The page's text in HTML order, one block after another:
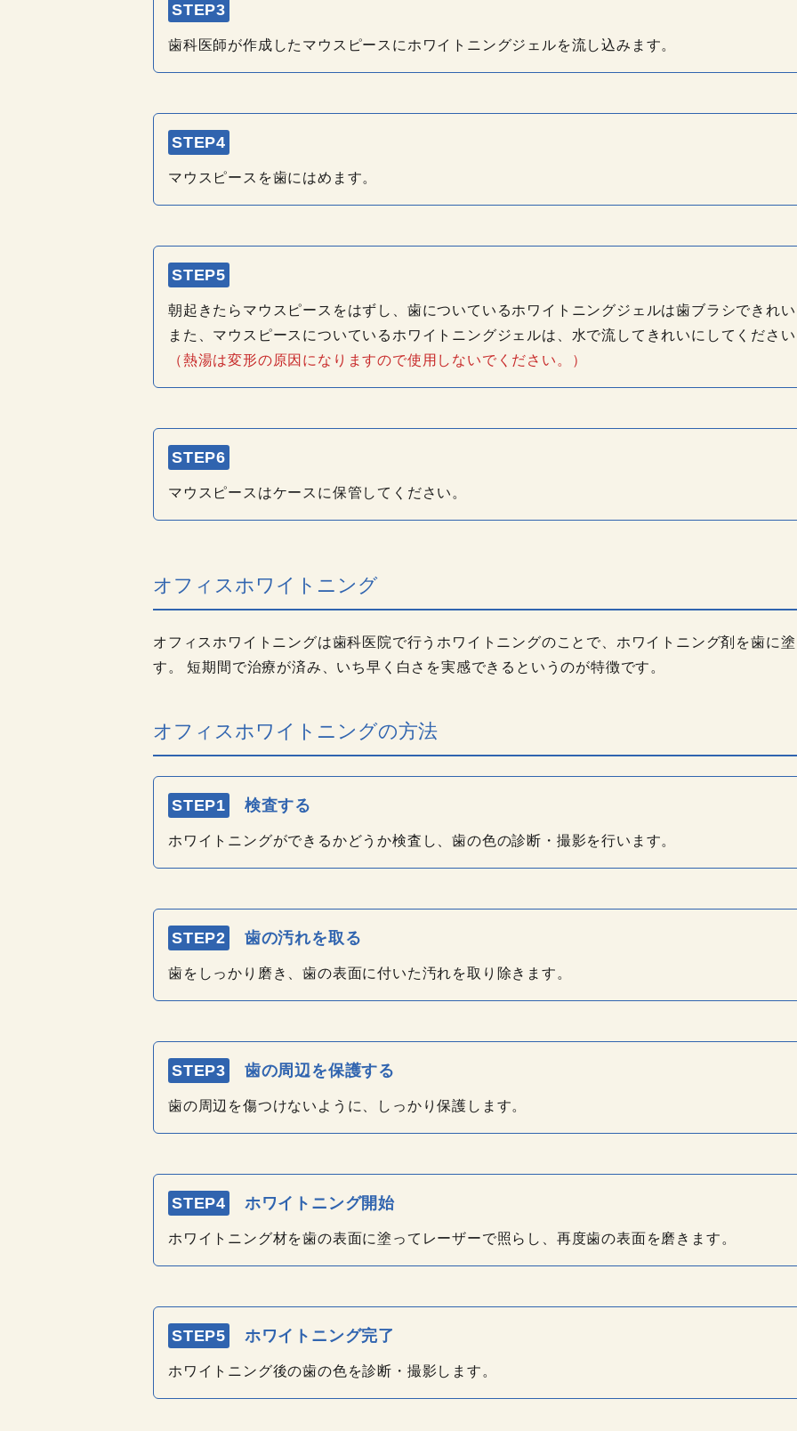
STEP3
歯科医師が作成したマウスピースにホワイトニングジェルを流し込みます。
STEP4
マウスピースを歯にはめます。
STEP5
朝起きたらマウスピースをはずし、歯についているホワイトニングジェルは歯ブラシできれ
また、マウスピースについているホワイトニングジェルは、水で流してきれいにしてくださ
（熱湯は変形の原因になりますので使用しないでください。）
STEP6
マウスピースはケースに保管してください。
オフィスホワイトニング
オフィスホワイトニングは歯科医院で行うホワイトニングのことで、ホワイトニング剤を歯に
す。 短期間で治療が済み、いち早く白さを実感できるというのが特徴です。
オフィスホワイトニングの方法
STEP1 検査する
ホワイトニングができるかどうか検査し、歯の色の診断・撮影を行います。
STEP2 歯の汚れを取る
歯をしっかり磨き、歯の表面に付いた汚れを取り除きます。
STEP3 歯の周辺を保護する
歯の周辺を傷つけないように、しっかり保護します。
STEP4 ホワイトニング開始
ホワイトニング材を歯の表面に塗ってレーザーで照らし、再度歯の表面を磨きます。
STEP5 ホワイトニング完了
ホワイトニング後の歯の色を診断・撮影します。